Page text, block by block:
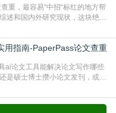
述和国内外研究现状，这块绝对
材或别人写好的综述段落，系统
描述也是不可避免，比如“本文采
用指南-PaperPass论文查重
ai论文工具能解决论文写作哪些
是硕士博士攒小论文发刊，或是
改不到点上，交上去才发现重复
工具，这些痛点基本都能高效解